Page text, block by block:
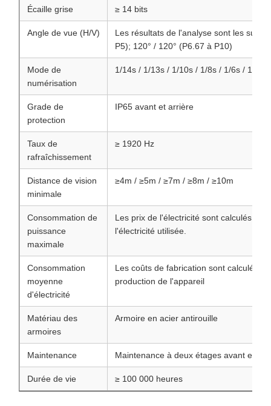
Écaille grise ≥ 14 bits
Angle de vue (H/V)
Les résultats de l'analyse sont les
P5); 120° / 120° (P6.67 à P10)
Mode de
numérisation
1/14s / 1/13s / 1/10s / 1/8s / 1/6s / 1/5s /
Grade de
protection
IP65 avant et arrière
Taux de
rafraîchissement
≥ 1920 Hz
Distance de vision
minimale
≥4m / ≥5m / ≥7m / ≥8m / ≥10m
Consommation de
puissance
maximale
Les prix de l'électricité sont calculés sur
l'électricité utilisée.
Consommation
moyenne
d'électricité
Les coûts de fabrication sont calculés
production de l'appareil
Matériau des
armoires
Armoire en acier antirouille
Maintenance Maintenance à deux étages avant et
Durée de vie ≥ 100 000 heures